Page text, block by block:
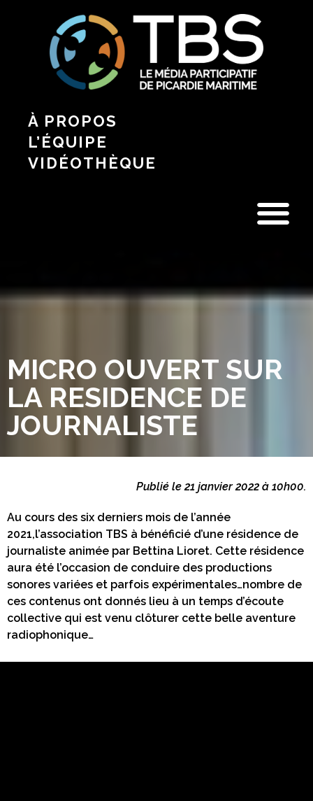
À PROPOS
L’ÉQUIPE
VIDÉOTHÈQUE
MICRO OUVERT SUR
LA RESIDENCE DE
JOURNALISTE
Publié le 21 janvier 2022 à 10h00.
Au cours des six derniers mois de l’année
2021,l’association TBS à bénéficié d’une résidence de
journaliste animée par Bettina Lioret. Cette résidence
aura été l’occasion de conduire des productions
sonores variées et parfois expérimentales…nombre de
ces contenus ont donnés lieu à un temps d’écoute
collective qui est venu clôturer cette belle aventure
radiophonique…